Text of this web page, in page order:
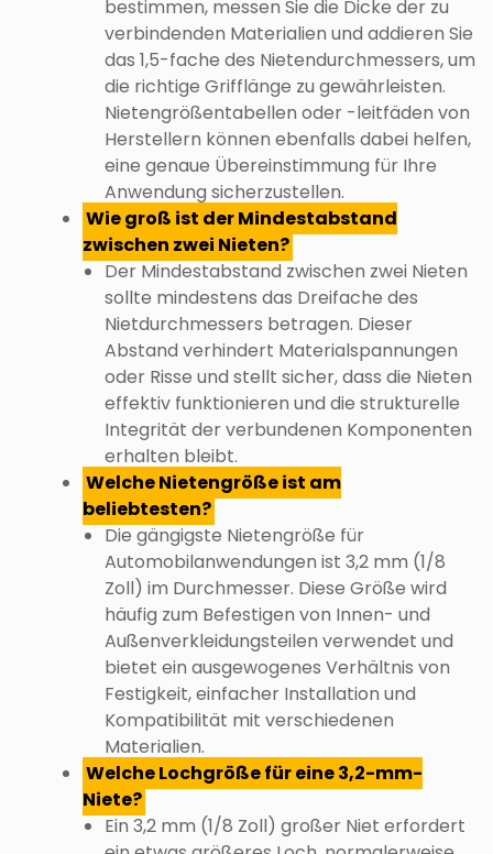
bestimmen, messen Sie die Dicke der zu
verbindenden Materialien und addieren Sie
das 1,5-fache des Nietendurchmessers, um
die richtige Grifflänge zu gewährleisten.
Nietengrößentabellen oder -leitfäden von
Herstellern können ebenfalls dabei helfen,
eine genaue Übereinstimmung für Ihre
Anwendung sicherzustellen.
Wie groß ist der Mindestabstand
zwischen zwei Nieten?
Der Mindestabstand zwischen zwei Nieten
sollte mindestens das Dreifache des
Nietdurchmessers betragen. Dieser
Abstand verhindert Materialspannungen
oder Risse und stellt sicher, dass die Nieten
effektiv funktionieren und die strukturelle
Integrität der verbundenen Komponenten
erhalten bleibt.
Welche Nietengröße ist am
beliebtesten?
Die gängigste Nietengröße für
Automobilanwendungen ist 3,2 mm (1/8
Zoll) im Durchmesser. Diese Größe wird
häufig zum Befestigen von Innen- und
Außenverkleidungsteilen verwendet und
bietet ein ausgewogenes Verhältnis von
Festigkeit, einfacher Installation und
Kompatibilität mit verschiedenen
Materialien.
Welche Lochgröße für eine 3,2-mm-
Niete?
Ein 3,2 mm (1/8 Zoll) großer Niet erfordert